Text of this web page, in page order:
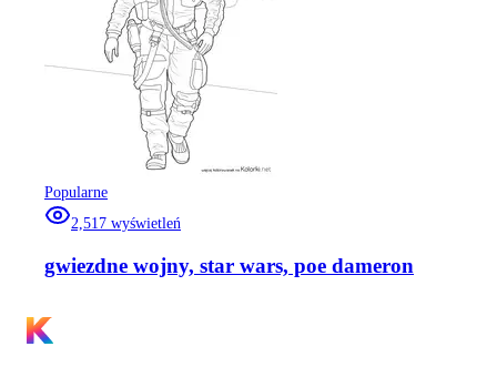
Popularne
2,517 wyświetleń
gwiezdne wojny, star wars, poe dameron